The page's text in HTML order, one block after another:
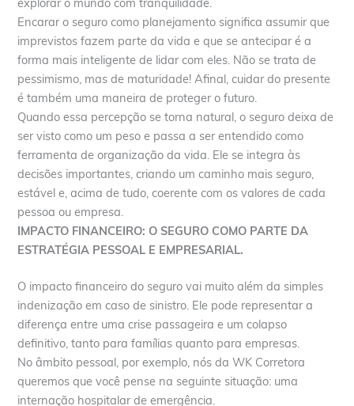
Encarar o seguro como planejamento significa assumir que
imprevistos fazem parte da vida e que se antecipar é a
forma mais inteligente de lidar com eles. Não se trata de
pessimismo, mas de maturidade! Afinal, cuidar do presente
é também uma maneira de proteger o futuro.
Quando essa percepção se torna natural, o seguro deixa de
ser visto como um peso e passa a ser entendido como
ferramenta de organização da vida. Ele se integra às
decisões importantes, criando um caminho mais seguro,
estável e, acima de tudo, coerente com os valores de cada
pessoa ou empresa.
IMPACTO FINANCEIRO: O SEGURO COMO PARTE DA
ESTRATÉGIA PESSOAL E EMPRESARIAL.
O impacto financeiro do seguro vai muito além da simples
indenização em caso de sinistro. Ele pode representar a
diferença entre uma crise passageira e um colapso
definitivo, tanto para famílias quanto para empresas.
No âmbito pessoal, por exemplo, nós da WK Corretora
queremos que você pense na seguinte situação: uma
internação hospitalar de emergência.